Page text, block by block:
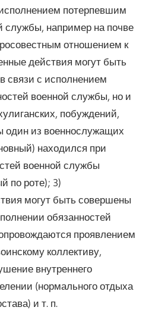
потерпевшим
службы, например на почве
отношением к
действия могут быть
связи с исполнением
военной службы, но и
побуждений,
один из военнослужащих
находился при
военной службы
по роте); 3)
могут быть совершены
обязанностей
проявлением
коллективу,
внутреннего
(нормального отдыха
и т. п.